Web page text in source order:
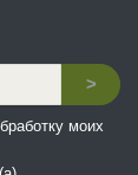
>
моих